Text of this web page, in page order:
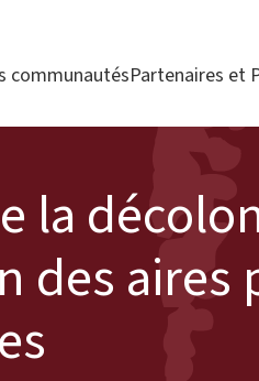
communautésPartenaires et
la
des aires